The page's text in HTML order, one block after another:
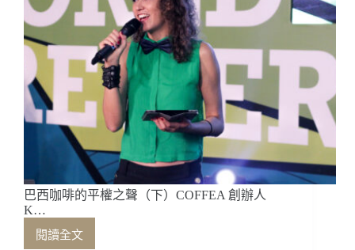
巴西咖啡的平權之聲（下）COFFEA 創辦人
K…
閱讀全文
巴